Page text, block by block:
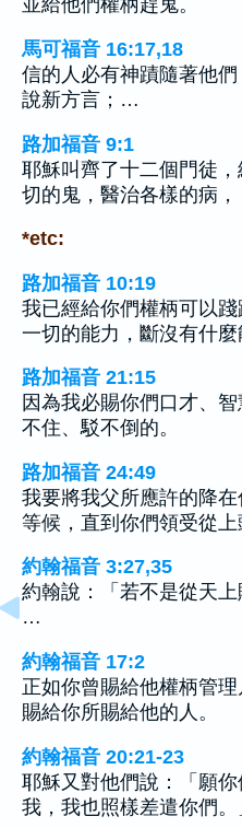
並給他們權柄趕鬼。
馬可福音 16:17,18
信的人必有神蹟隨著他們
說新方言；…
路加福音 9:1
耶穌叫齊了十二個門徒
切的鬼，醫治各樣的病，
*etc:
路加福音 10:19
我已經給你們權柄可以
一切的能力，斷沒有什麼
路加福音 21:15
因為我必賜你們口才、
不住、駁不倒的。
路加福音 24:49
我要將我父所應許的降
等候，直到你們領受從上
約翰福音 3:27,35
約翰說：「若不是從天上
…
約翰福音 17:2
正如你曾賜給他權柄管
賜給你所賜給他的人。
約翰福音 20:21-23
耶穌又對他們說：「願
我，我也照樣差遣你們